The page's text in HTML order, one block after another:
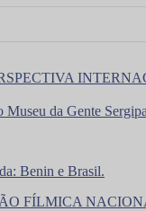
Museu da Gente
Benin e Brasil.
FÍLMICA